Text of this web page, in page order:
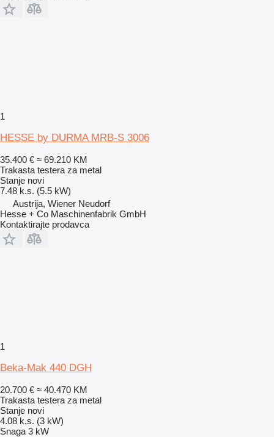
1
HESSE by DURMA MRB-S 3006
35.400 € ≈ 69.210 KM
Trakasta testera za metal
Stanje novi
7.48 k.s. (5.5 kW)
Austrija, Wiener Neudorf
Hesse + Co Maschinenfabrik GmbH
Kontaktirajte prodavca
1
Beka-Mak 440 DGH
20.700 € ≈ 40.470 KM
Trakasta testera za metal
Stanje novi
4.08 k.s. (3 kW)
Snaga 3 kW